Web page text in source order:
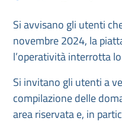
Si avvisano gli utenti
novembre 2024, la
l’operatività interrotta
Si invitano gli utenti a
compilazione delle
area riservata e, in